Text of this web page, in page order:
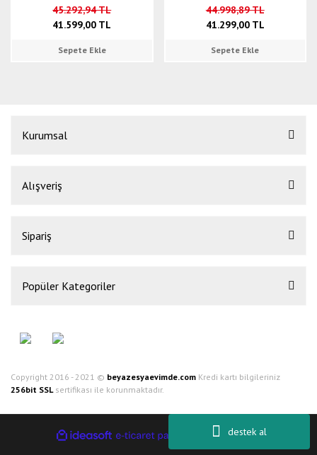
destek al
45.292,94 TL
41.599,00 TL
Sepete Ekle
44.998,89 TL
41.299,00 TL
Sepete Ekle
Kurumsal
Alışveriş
Sipariş
Popüler Kategoriler
Copyright 2016 - 2021 © beyazesyaevimde.com Kredi kartı bilgileriniz
256bit SSLsertifikası ile korunmaktadır.
ideasoft
ticaret
ile
hazırlandı.